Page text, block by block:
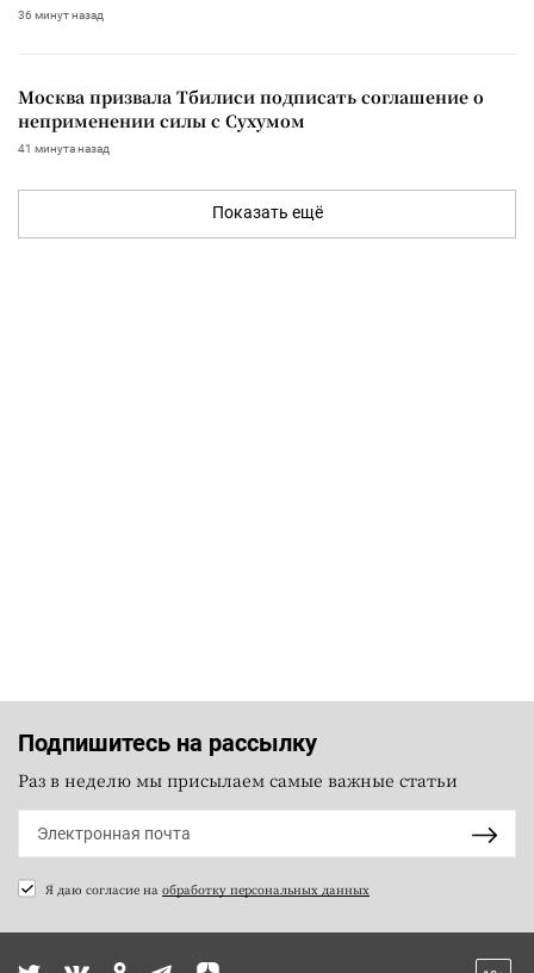
36 минут назад
Москва призвала Тбилиси подписать соглашение о
неприменении силы с Сухумом
41 минута назад
Показать ещё
Подпишитесь на рассылку
Раз в неделю мы присылаем самые важные статьи
Я даю согласие на обработку персональных данных